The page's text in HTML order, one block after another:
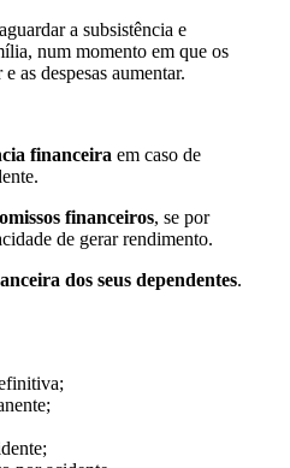
a subsistência e
num momento em que os
as despesas aumentar.
financeira em caso de
financeiros, se por
de gerar rendimento.
dos seus dependentes.